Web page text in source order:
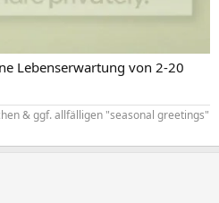
Lebenserwartung von 2-20
& ggf. allfälligen "seasonal greetings"